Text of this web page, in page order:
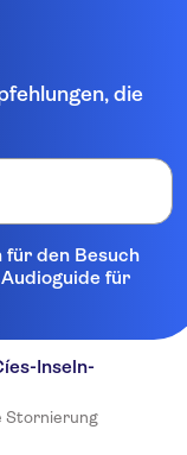
die
für den Besuch
für
Inseln-
Stornierung